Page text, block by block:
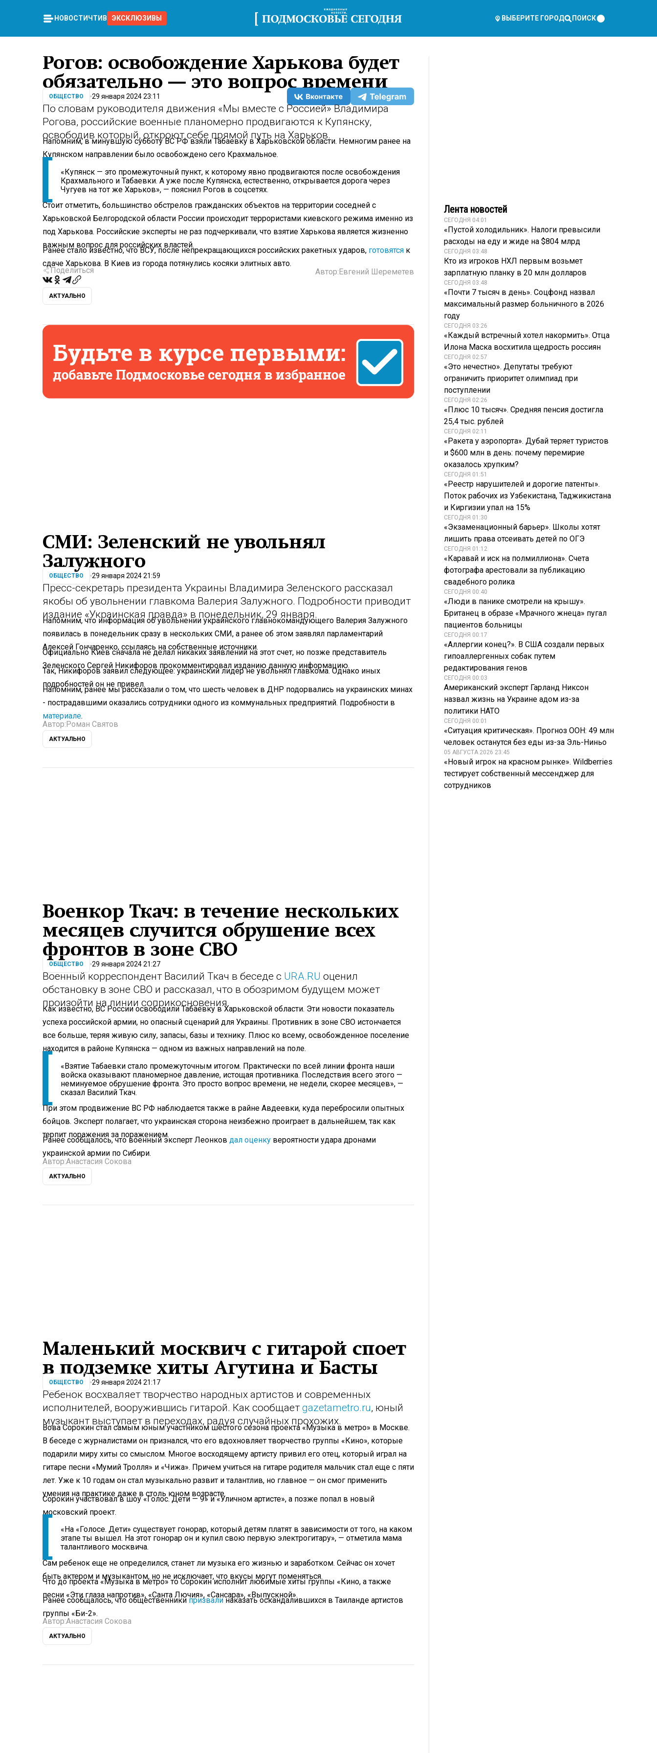
НОВОСТИ ЧТИВО ЭКСКЛЮЗИВЫ ВЫБЕРИТЕ ГОРОД ПОИСК
Рогов: освобождение Харькова будет
обязательно — это вопрос времени
ОБЩЕСТВО 29 января 2024 23:11
По словам руководителя движения «Мы вместе с Россией» Владимира
Рогова, российские военные планомерно продвигаются к Купянску,
освободив который, откроют себе прямой путь на Харьков.
Напомним, в минувшую субботу ВС РФ взяли Табаевку в Харьковской области. Немногим ранее на
Купянском направлении было освобождено сего Крахмальное.
«Купянск — это промежуточный пункт, к которому явно продвигаются после освобождения
Крахмального и Табаевки. А уже после Купянска, естественно, открывается дорога через
Чугуев на тот же Харьков», — пояснил Рогов в соцсетях.
Стоит отметить, большинство обстрелов гражданских объектов на территории соседней с
Харьковской Белгородской области России происходит террористами киевского режима именно из
под Харькова. Российские эксперты не раз подчеркивали, что взятие Харькова является жизненно
важным вопрос для российских властей.
Ранее стало известно, что ВСУ, после непрекращающихся российских ракетных ударов, готовятся к
сдаче Харькова. В Киев из города потянулись косяки элитных авто.
Поделиться Автор:Евгений Шереметев
АКТУАЛЬНО
СМИ: Зеленский не увольнял
Залужного
ОБЩЕСТВО 29 января 2024 21:59
Пресс-секретарь президента Украины Владимира Зеленского рассказал
якобы об увольнении главкома Валерия Залужного. Подробности приводит
издание «Украинская правда» в понедельник, 29 января.
Напомним, что информация об увольнении украинского главнокомандующего Валерия Залужного
появилась в понедельник сразу в нескольких СМИ, а ранее об этом заявлял парламентарий
Алексей Гончаренко, ссылаясь на собственные источники.
Официально Киев сначала не делал никаких заявлений на этот счет, но позже представитель
Зеленского Сергей Никифоров прокомментировал изданию данную информацию.
Так, Никифоров заявил следующее: украинский лидер не увольнял главкома. Однако иных
подробностей он не привел.
Напомним, ранее мы рассказали о том, что шесть человек в ДНР подорвались на украинских минах
- пострадавшими оказались сотрудники одного из коммунальных предприятий. Подробности в
материале.
Автор: Роман Святов
АКТУАЛЬНО
Военкор Ткач: в течение нескольких
месяцев случится обрушение всех
фронтов в зоне СВО
ОБЩЕСТВО 29 января 2024 21:27
Военный корреспондент Василий Ткач в беседе с URA.RU оценил
обстановку в зоне СВО и рассказал, что в обозримом будущем может
произойти на линии соприкосновения.
Как известно, ВС России освободили Табаевку в Харьковской области. Эти новости показатель
успеха российской армии, но опасный сценарий для Украины. Противник в зоне СВО истончается
все больше, теряя живую силу, запасы, базы и технику. Плюс ко всему, освобожденное поселение
находится в районе Купянска — одном из важных направлений на поле.
«Взятие Табаевки стало промежуточным итогом. Практически по всей линии фронта наши
войска оказывают планомерное давление, истощая противника. Последствия всего этого —
неминуемое обрушение фронта. Это просто вопрос времени, не недели, скорее месяцев», —
сказал Василий Ткач.
При этом продвижение ВС РФ наблюдается также в райне Авдеевки, куда перебросили опытных
бойцов. Эксперт полагает, что украинская сторона неизбежно проиграет в дальнейшем, так как
терпит поражения за поражением.
Ранее сообщалось, что военный эксперт Леонков дал оценку вероятности удара дронами
украинской армии по Сибири.
Автор:Анастасия Сокова
АКТУАЛЬНО
Маленький москвич с гитарой споет
в подземке хиты Агутина и Басты
ОБЩЕСТВО 29 января 2024 21:17
Ребенок восхваляет творчество народных артистов и современных
исполнителей, вооружившись гитарой. Как сообщает gazetametro.ru, юный
музыкант выступает в переходах, радуя случайных прохожих.
Вова Сорокин стал самым юным участником шестого сезона проекта «Музыка в метро» в Москве.
В беседе с журналистами он признался, что его вдохновляет творчество группы «Кино», которые
подарили миру хиты со смыслом. Многое восходящему артисту привил его отец, который играл на
гитаре песни «Мумий Тролля» и «Чижа». Причем учиться на гитаре родителя мальчик стал еще с пяти
лет. Уже к 10 годам он стал музыкально развит и талантлив, но главное — он смог применить
умения на практике даже в столь юном возрасте.
Сорокин участвовал в шоу «Голос. Дети — 9» и «Уличном артисте», а позже попал в новый
московский проект.
«На «Голосе. Дети» существует гонорар, который детям платят в зависимости от того, на каком
этапе ты вышел. На этот гонорар он и купил свою первую электрогитару», — отметила мама
талантливого москвича.
Сам ребенок еще не определился, станет ли музыка его жизнью и заработком. Сейчас он хочет
быть актером и музыкантом, но не исключает, что вкусы могут поменяться.
Что до проекта «Музыка в метро» то Сорокин исполнит любимые хиты группы «Кино, а также
песни «Эти глаза напротив», «Санта Лючия», «Сансара», «Выпускной».
Ранее сообщалось, что общественники призвалинаказать оскандалившихся в Таиланде артистов
группы «Би-2».
Автор:Анастасия Сокова
АКТУАЛЬНО
Лента новостей
СЕГОДНЯ 04:01
«Пустой холодильник». Налоги превысили
расходы на еду и жиде на $804 млрд
СЕГОДНЯ 03:48
Кто из игроков НХЛ первым возьмет
зарплатную планку в 20 млн долларов
СЕГОДНЯ 03:48
«Почти 7 тысяч в день». Соцфонд назвал
максимальный размер больничного в 2026
году
СЕГОДНЯ 03:26
«Каждый встречный хотел накормить». Отца
Илона Маска восхитила щедрость россиян
СЕГОДНЯ 02:57
«Это нечестно». Депутаты требуют
ограничить приоритет олимпиад при
поступлении
СЕГОДНЯ 02:26
«Плюс 10 тысяч». Средняя пенсия достигла
25,4 тыс. рублей
СЕГОДНЯ 02:11
«Ракета у аэропорта». Дубай теряет туристов
и $600 млн в день: почему перемирие
оказалось хрупким?
СЕГОДНЯ 01:51
«Реестр нарушителей и дорогие патенты».
Поток рабочих из Узбекистана, Таджикистана
и Киргизии упал на 15%
СЕГОДНЯ 01:30
«Экзаменационный барьер». Школы хотят
лишить права отсеивать детей по ОГЭ
СЕГОДНЯ 01:12
«Каравай и иск на полмиллиона». Счета
фотографа арестовали за публикацию
свадебного ролика
СЕГОДНЯ 00:40
«Люди в панике смотрели на крышу».
Британец в образе «Мрачного жнеца» пугал
пациентов больницы
СЕГОДНЯ 00:17
«Аллергии конец?». В США создали первых
гипоаллергенных собак путем
редактирования генов
СЕГОДНЯ 00:03
Американский эксперт Гарланд Никсон
назвал жизнь на Украине адом из-за
политики НАТО
СЕГОДНЯ 00:01
«Ситуация критическая». Прогноз ООН: 49 млн
человек останутся без еды из-за Эль-Ниньо
05 АВГУСТА 2026 23:45
«Новый игрок на красном рынке». Wildberries
тестирует собственный мессенджер для
сотрудников